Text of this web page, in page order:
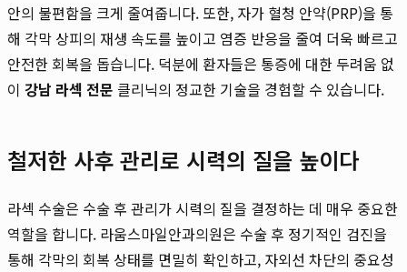
안의 불편함을 크게 줄여줍니다. 또한, 자가 혈청 안약(PRP)을 통
해 각막 상피의 재생 속도를 높이고 염증 반응을 줄여 더욱 빠르고
안전한 회복을 돕습니다. 덕분에 환자들은 통증에 대한 두려움 없
이 강남 라섹 전문 클리닉의 정교한 기술을 경험할 수 있습니다.
철저한 사후 관리로 시력의 질을 높이다
라섹 수술은 수술 후 관리가 시력의 질을 결정하는 데 매우 중요한
역할을 합니다. 라움스마일안과의원은 수술 후 정기적인 검진을
통해 각막의 회복 상태를 면밀히 확인하고, 자외선 차단의 중요성